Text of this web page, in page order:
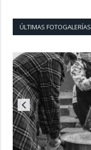
ÚLTIMAS FOTOGALERÍAS